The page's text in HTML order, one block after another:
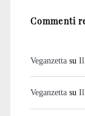
Commenti
Veganzettasu Il
Veganzettasu Il